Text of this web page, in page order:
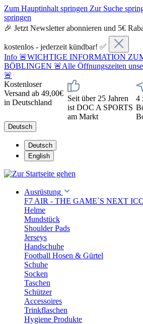
Zum Hauptinhalt springen Zur Suche
springen
🎉 Jetzt Newsletter abonnieren und 5€
kostenlos - jederzeit kündbar! ✅
Info 🚨WICHTIGE INFORMATION
BÖBLINGEN 🚨Alle Öffnungszeiten
🚨
Kostenloser
Versand ab 49,00€
in Deutschland
Seit über 25 Jahren
ist DOC A SPORTS
am Markt
4
Deutsch
Deutsch
English
Ausrüstung
F7 AIR - THE GAME`S NEXT
Helme
Mundstück
Shoulder Pads
Jerseys
Handschuhe
Football Hosen & Gürtel
Schuhe
Socken
Taschen
Schützer
Accessoires
Trinkflaschen
Hygiene Produkte